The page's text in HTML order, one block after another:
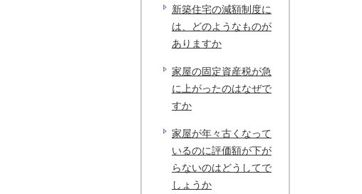
新築住宅の減額制度に
は、どのようなものが
ありますか
家屋の固定資産税が急
に上がったのはなぜで
すか
家屋が年々古くなって
いるのに評価額が下が
らないのはどうしてで
しょうか